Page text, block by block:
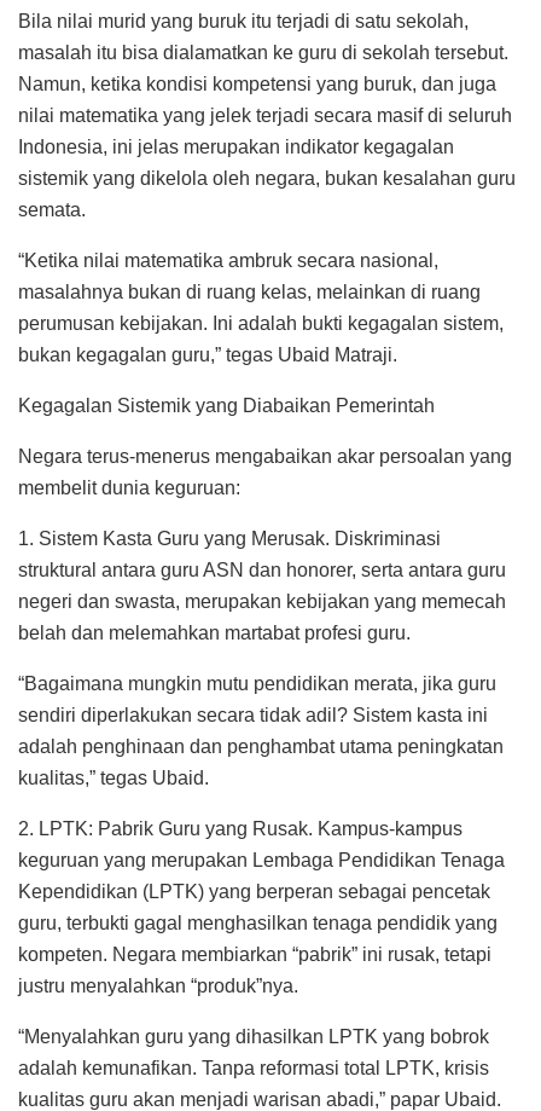
Bila nilai murid yang buruk itu terjadi di satu sekolah,
masalah itu bisa dialamatkan ke guru di sekolah tersebut.
Namun, ketika kondisi kompetensi yang buruk, dan juga
nilai matematika yang jelek terjadi secara masif di seluruh
Indonesia, ini jelas merupakan indikator kegagalan
sistemik yang dikelola oleh negara, bukan kesalahan guru
semata.
“Ketika nilai matematika ambruk secara nasional,
masalahnya bukan di ruang kelas, melainkan di ruang
perumusan kebijakan. Ini adalah bukti kegagalan sistem,
bukan kegagalan guru,” tegas Ubaid Matraji.
Kegagalan Sistemik yang Diabaikan Pemerintah
Negara terus-menerus mengabaikan akar persoalan yang
membelit dunia keguruan:
1. Sistem Kasta Guru yang Merusak. Diskriminasi
struktural antara guru ASN dan honorer, serta antara guru
negeri dan swasta, merupakan kebijakan yang memecah
belah dan melemahkan martabat profesi guru.
“Bagaimana mungkin mutu pendidikan merata, jika guru
sendiri diperlakukan secara tidak adil? Sistem kasta ini
adalah penghinaan dan penghambat utama peningkatan
kualitas,” tegas Ubaid.
2. LPTK: Pabrik Guru yang Rusak. Kampus-kampus
keguruan yang merupakan Lembaga Pendidikan Tenaga
Kependidikan (LPTK) yang berperan sebagai pencetak
guru, terbukti gagal menghasilkan tenaga pendidik yang
kompeten. Negara membiarkan “pabrik” ini rusak, tetapi
justru menyalahkan “produk”nya.
“Menyalahkan guru yang dihasilkan LPTK yang bobrok
adalah kemunafikan. Tanpa reformasi total LPTK, krisis
kualitas guru akan menjadi warisan abadi,” papar Ubaid.